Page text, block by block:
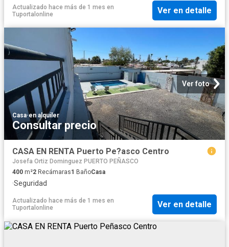
Actualizado hace más de 1 mes en
Tuportalonline
Ver en detalle
Ver foto
Casa·en alquiler
Consultar precio
CASA EN RENTA Puerto Pe?asco Centro
Josefa Ortiz Dominguez PUERTO PEÑASCO
400 m²2 Recámaras1 BañoCasa
·Seguridad
Actualizado hace más de 1 mes en
Tuportalonline
Ver en detalle